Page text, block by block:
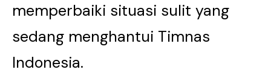
memperbaiki situasi sulit yang
sedang menghantui Timnas
Indonesia.